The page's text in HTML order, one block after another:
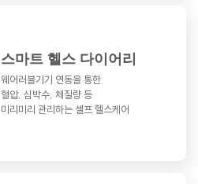
스마트 헬스 다이어리
웨어러블기기 연동을 통한
혈압, 심박수, 체질량 등
미리미리 관리하는 셀프 헬스케어